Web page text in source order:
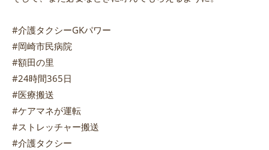
#介護タクシーGKパワー
#岡崎市民病院
#額田の里
#24時間365日
#医療搬送
#ケアマネが運転
#ストレッチャー搬送
#介護タクシー